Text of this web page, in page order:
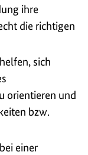
ihre
die richtigen
sich
orientieren und
bzw.
einer